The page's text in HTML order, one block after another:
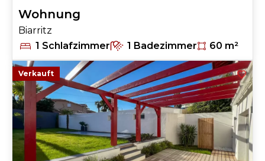
Wohnung
Biarritz
1 Schlafzimmer
1 Badezimmer 60 m²
Verkauft